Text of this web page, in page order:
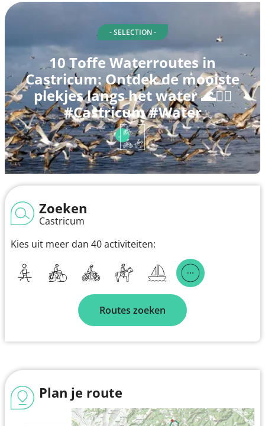
- SELECTION -
10 Toffe Waterroutes in
Castricum: Ontdek de mooiste
plekjes langs het water 🌊🚶‍♂️
#Castricum #Water
Zoeken
Castricum
Kies uit meer dan 40 activiteiten:
Routes zoeken
Plan je route